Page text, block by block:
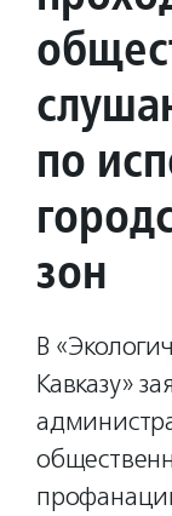
по
зон
В
Кавказу»